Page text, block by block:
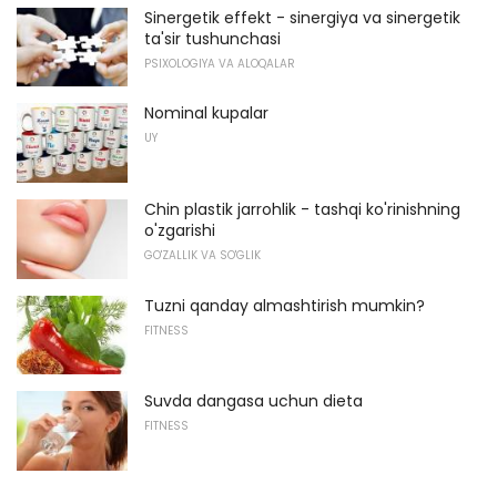
Sinergetik effekt - sinergiya va sinergetik
ta'sir tushunchasi
PSIXOLOGIYA VA ALOQALAR
Nominal kupalar
UY
Chin plastik jarrohlik - tashqi ko'rinishning
o'zgarishi
GO'ZALLIK VA SO'GLIK
Tuzni qanday almashtirish mumkin?
FITNESS
Suvda dangasa uchun dieta
FITNESS